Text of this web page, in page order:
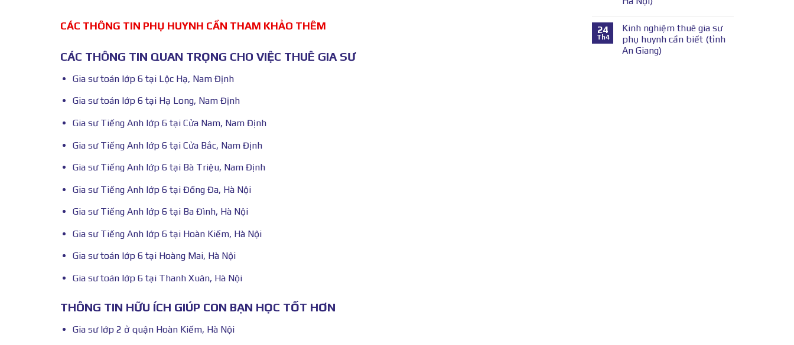
CÁC THÔNG TIN PHỤ HUYNH CẦN THAM KHẢO THÊM
CÁC THÔNG TIN QUAN TRỌNG CHO VIỆC THUÊ GIA SƯ
Gia sư toán lớp 6 tại Lộc Hạ, Nam Định
Gia sư toán lớp 6 tại Hạ Long, Nam Định
Gia sư Tiếng Anh lớp 6 tại Cửa Nam, Nam Định
Gia sư Tiếng Anh lớp 6 tại Cửa Bắc, Nam Định
Gia sư Tiếng Anh lớp 6 tại Bà Triệu, Nam Định
Gia sư Tiếng Anh lớp 6 tại Đống Đa, Hà Nội
Gia sư Tiếng Anh lớp 6 tại Ba Đình, Hà Nội
Gia sư Tiếng Anh lớp 6 tại Hoàn Kiếm, Hà Nội
Gia sư toán lớp 6 tại Hoàng Mai, Hà Nội
Gia sư toán lớp 6 tại Thanh Xuân, Hà Nội
THÔNG TIN HỮU ÍCH GIÚP CON BẠN HỌC TỐT HƠN
Gia sư lớp 2 ở quận Hoàn Kiếm, Hà Nội
24
Th4
Kinh nghiệm thuê gia sư
phụ huynh cần biết (tỉnh
An Giang)